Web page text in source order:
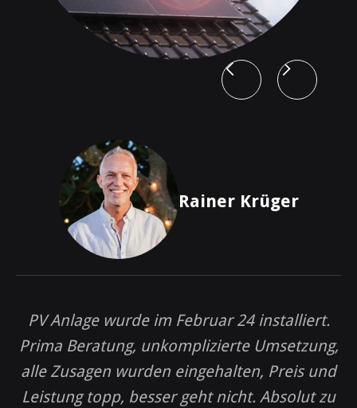
Rainer Krüger
PV Anlage wurde im Februar 24 installiert.
Prima Beratung, unkomplizierte Umsetzung,
alle Zusagen wurden eingehalten, Preis und
Leistung topp, besser geht nicht. Absolut zu